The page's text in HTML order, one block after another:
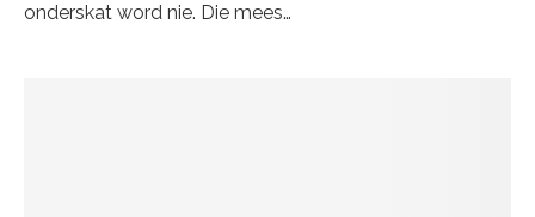
onderskat word nie. Die mees…